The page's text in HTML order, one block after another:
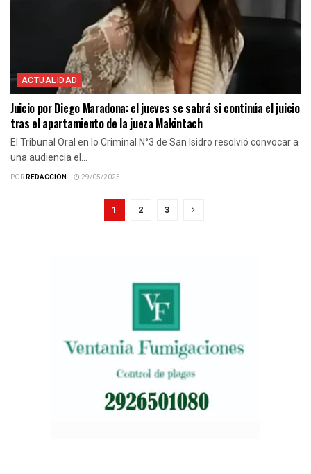
ACTUALIDAD
Juicio por Diego Maradona: el jueves se sabrá si continúa el juicio
tras el apartamiento de la jueza Makintach
El Tribunal Oral en lo Criminal N°3 de San Isidro resolvió convocar a
una audiencia el...
PORREDACCIÓN 29/05/2025
1 2 3